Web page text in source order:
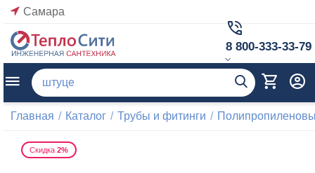
Самара
8 800-333-33-79
Главная / Каталог / Трубы и фитинги /
Скидка 2%